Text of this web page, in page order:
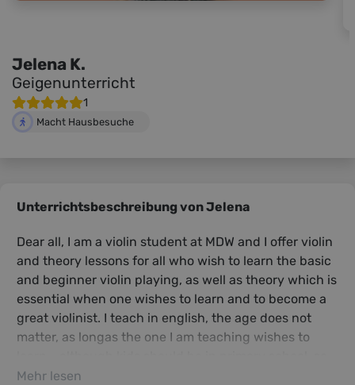
Jelena K.
Geigenunterricht
1
Macht Hausbesuche
Unterrichtsbeschreibung von Jelena
Dear all, I am a violin student at MDW and I offer violin
and theory lessons for all who wish to learn the basic
and beginner violin playing, as well as theory which is
essential when one wishes to learn and to become a
great violinist. I teach in english, the age does not
matter, as longas the one I am teaching wishes to
we can write and read letters without problems. It is
Mehr lesen